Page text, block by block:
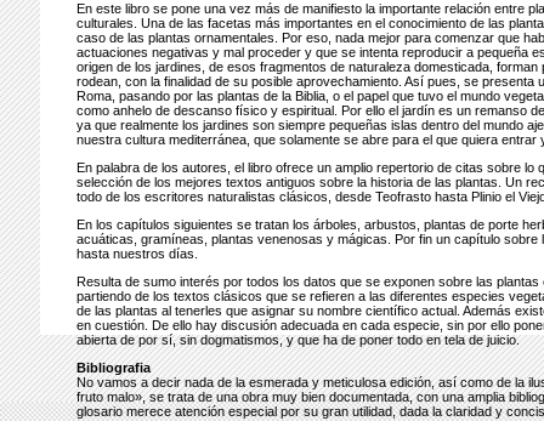
En este libro se pone una vez más de manifiesto la importante relación entre
culturales. Una de las facetas más importantes en el conocimiento de las
caso de las plantas ornamentales. Por eso, nada mejor para comenzar que
actuaciones negativas y mal proceder y que se intenta reproducir a pequeña
origen de los jardines, de esos fragmentos de naturaleza domesticada,
rodean, con la finalidad de su posible aprovechamiento. Así pues, se
Roma, pasando por las plantas de la Biblia, o el papel que tuvo el mundo
como anhelo de descanso físico y espiritual. Por ello el jardín es un remanso
ya que realmente los jardines son siempre pequeñas islas dentro del mundo
nuestra cultura mediterránea, que solamente se abre para el que quiera entrar
En palabra de los autores, el libro ofrece un amplio repertorio de citas sobre
selección de los mejores textos antiguos sobre la historia de las plantas. Un
todo de los escritores naturalistas clásicos, desde Teofrasto hasta Plinio el
En los capítulos siguientes se tratan los árboles, arbustos, plantas de porte
acuáticas, gramíneas, plantas venenosas y mágicas. Por fin un capítulo
hasta nuestros días.
Resulta de sumo interés por todos los datos que se exponen sobre las
partiendo de los textos clásicos que se refieren a las diferentes especies
de las plantas al tenerles que asignar su nombre científico actual. Además
en cuestión. De ello hay discusión adecuada en cada especie, sin por ello
abierta de por sí, sin dogmatismos, y que ha de poner todo en tela de juicio.
Bibliografia
No vamos a decir nada de la esmerada y meticulosa edición, así como de la
fruto malo», se trata de una obra muy bien documentada, con una amplia
glosario merece atención especial por su gran utilidad, dada la claridad y